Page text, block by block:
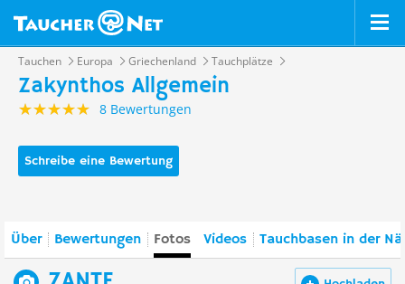
Tauchen Europa Griechenland Tauchplätze
Zakynthos Allgemein
8 Bewertungen
Schreibe eine Bewertung
Über Bewertungen Fotos Videos Tauchbasen in der